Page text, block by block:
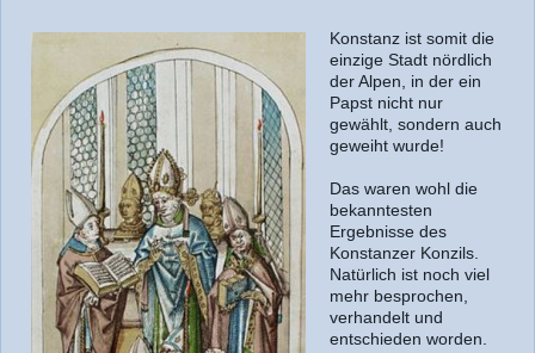
Konstanz ist somit die
einzige Stadt nördlich
der Alpen, in der ein
Papst nicht nur
gewählt, sondern auch
geweiht wurde!
Das waren wohl die
bekanntesten
Ergebnisse des
Konstanzer Konzils.
Natürlich ist noch viel
mehr besprochen,
verhandelt und
entschieden worden.